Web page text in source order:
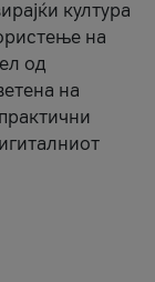
култура
на
од
на